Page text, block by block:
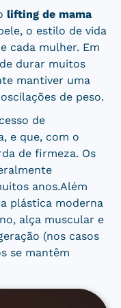
lifting de mama
o estilo de vida
cada mulher. Em
durar muitos
mantiver uma
de peso.
de
e que, com o
de firmeza. Os
anos.Além
plástica moderna
alça muscular e
(nos casos
se mantêm